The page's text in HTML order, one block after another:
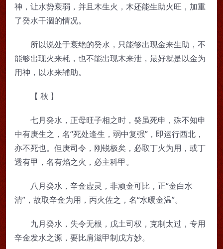
神，让水势衰弱，并且木生火，木还能生助火旺，加重
了癸水干涸的情况。
所以说处于衰绝的癸水，只能够出现金来生助，不
能够出现火来耗，也不能出现木来泄，最好就是以金为
用神，以水来辅助。
【 秋 】
七月癸水，正母旺子相之时，癸虽死申，殊不知申
中有庚生之，名“死处逢生，弱中复强”，即运行西北，
亦不死也。但庚司令，刚锐极矣，必取丁火为用，或丁
透有甲，名有焰之火，必主科甲。
八月癸水，辛金虚灵，非顽金可比，正“金白水
清”，故取辛金为用，丙火佐之，名“水暖金温”。
九月癸水，失令无根，戊土司权，克制太过，专用
辛金发水之源，要比肩滋甲制戊方妙。